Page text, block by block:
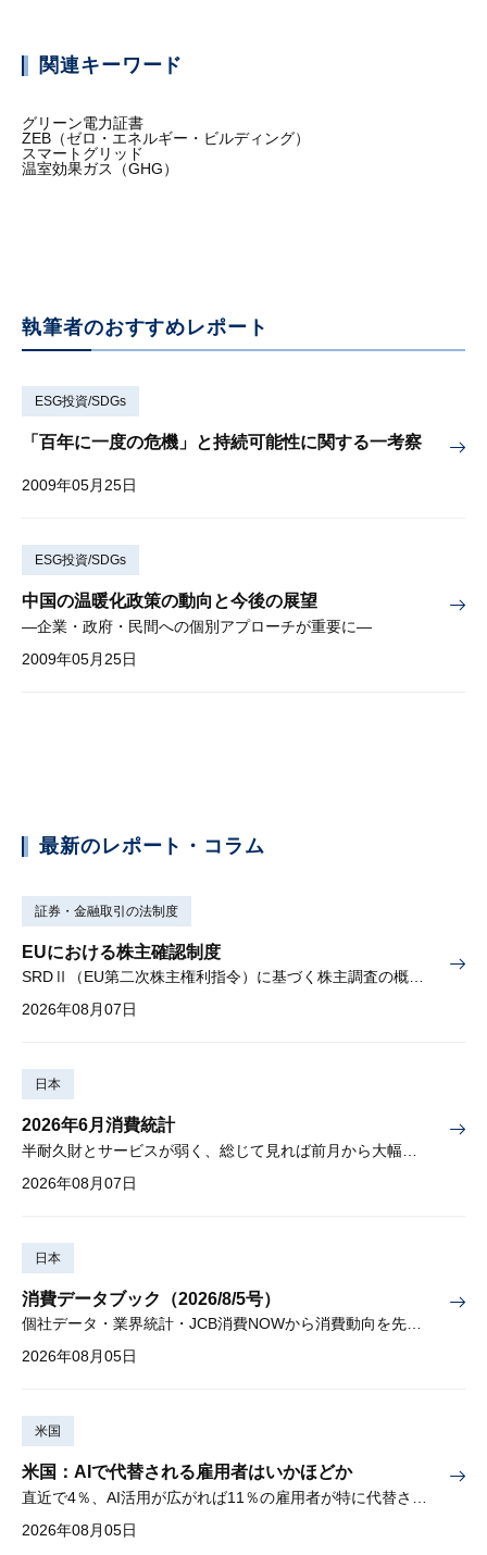
関連キーワード
グリーン電力証書
ZEB（ゼロ・エネルギー・ビルディング）
スマートグリッド
温室効果ガス（GHG）
執筆者のおすすめレポート
ESG投資/SDGs
「百年に一度の危機」と持続可能性に関する一考察
2009年05月25日
ESG投資/SDGs
中国の温暖化政策の動向と今後の展望
—企業・政府・民間への個別アプローチが重要に—
2009年05月25日
最新のレポート・コラム
証券・金融取引の法制度
EUにおける株主確認制度
SRDⅡ（EU第二次株主権利指令）に基づく株主調査の概要と課題
2026年08月07日
日本
2026年6月消費統計
2026年08月07日
日本
消費データブック（2026/8/5号）
個社データ・業界統計・JCB消費NOWから消費動向を先取り
2026年08月05日
米国
米国：AIで代替される雇用者はいかほどか
2026年08月05日